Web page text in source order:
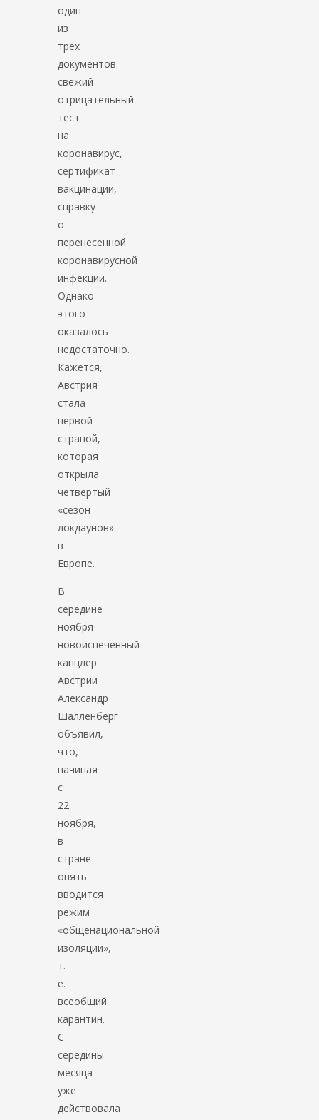
один
из
трех
документов:
свежий
отрицательный
тест
на
коронавирус,
сертификат
вакцинации,
справку
о
перенесенной
коронавирусной
инфекции.
Однако
этого
оказалось
недостаточно.
Кажется,
Австрия
стала
первой
страной,
которая
открыла
четвертый
«сезон
локдаунов»
в
Европе.
В
середине
ноября
новоиспеченный
канцлер
Австрии
Александр
Шалленберг
объявил,
что,
начиная
с
22
ноября,
в
стране
опять
вводится
режим
«общенациональной
изоляции»,
т.
е.
всеобщий
карантин.
С
середины
месяца
уже
действовала